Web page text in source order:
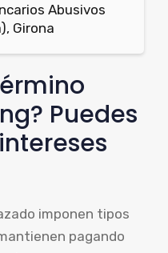
Abusivos
Girona
Puedes
imponen tipos
pagando